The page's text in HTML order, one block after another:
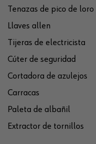
Tenazas de pico de loro
Llaves allen
Tijeras de electricista
Cúter de seguridad
Cortadora de azulejos
Carracas
Paleta de albañil
Extractor de tornillos